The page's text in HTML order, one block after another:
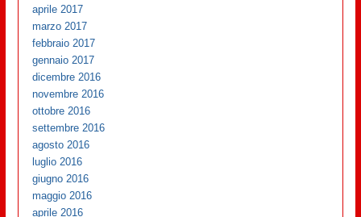
aprile 2017
marzo 2017
febbraio 2017
gennaio 2017
dicembre 2016
novembre 2016
ottobre 2016
settembre 2016
agosto 2016
luglio 2016
giugno 2016
maggio 2016
aprile 2016